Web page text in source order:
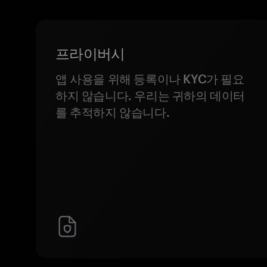
프라이버시
앱 사용을 위해 등록이나 KYC가 필요
하지 않습니다. 우리는 귀하의 데이터
를 추적하지 않습니다.